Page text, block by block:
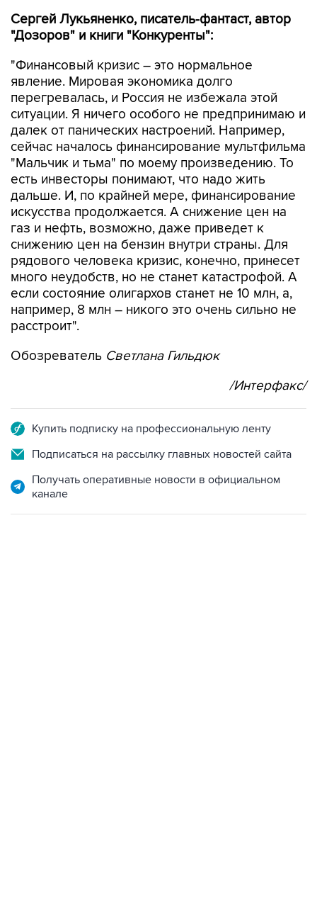
Сергей Лукьяненко, писатель-фантаст, автор
"Дозоров" и книги "Конкуренты":
"Финансовый кризис – это нормальное
явление. Мировая экономика долго
перегревалась, и Россия не избежала этой
ситуации. Я ничего особого не предпринимаю и
далек от панических настроений. Например,
сейчас началось финансирование мультфильма
"Мальчик и тьма" по моему произведению. То
есть инвесторы понимают, что надо жить
дальше. И, по крайней мере, финансирование
искусства продолжается. А снижение цен на
газ и нефть, возможно, даже приведет к
снижению цен на бензин внутри страны. Для
рядового человека кризис, конечно, принесет
много неудобств, но не станет катастрофой. А
если состояние олигархов станет не 10 млн, а,
например, 8 млн – никого это очень сильно не
расстроит".
Обозреватель Светлана Гильдюк
/Интерфакс/
Купить подписку на профессиональную ленту
Подписаться на рассылку главных новостей сайта
Получать оперативные новости в официальном
канале